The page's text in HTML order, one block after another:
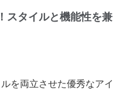
スタイルと機能性を兼
を両立させた優秀なアイ